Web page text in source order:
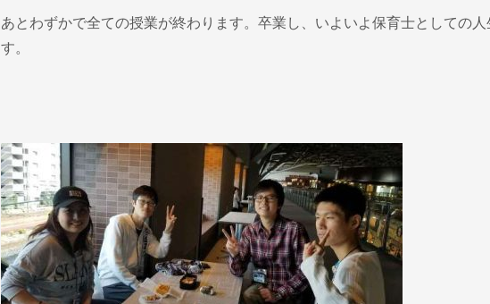
あとわずかで全ての授業が終わります。卒業し、いよいよ保育士としての人
す。